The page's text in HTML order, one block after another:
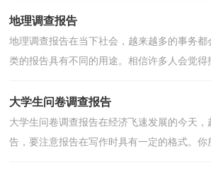
地理调查报告
地理调查报告在当下社会，越来越多的事务都
类的报告具有不同的用途。相信许多人会觉
大学生问卷调查报告
大学生问卷调查报告在经济飞速发展的今天
告，要注意报告在写作时具有一定的格式。